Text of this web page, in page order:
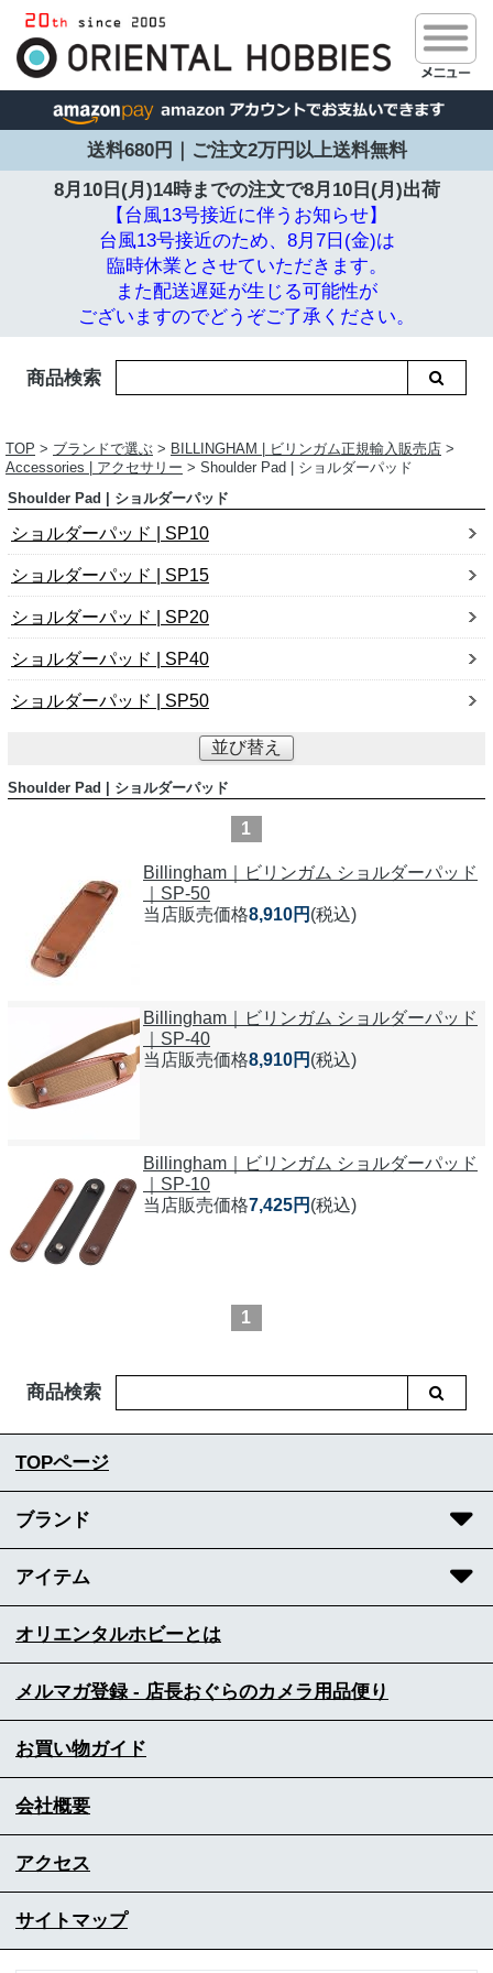
送料680円｜ご注文2万円以上送料無料
8月10日(月)14時までの注文で8月10日(月)出荷
【台風13号接近に伴うお知らせ】
台風13号接近のため、8月7日(金)は
臨時休業とさせていただきます。
また配送遅延が生じる可能性が
ございますのでどうぞご了承ください。
商品検索
TOP > ブランドで選ぶ > BILLINGHAM | ビリンガム正規輸入販売店 >
Accessories | アクセサリー > Shoulder Pad | ショルダーパッド
Shoulder Pad | ショルダーパッド
ショルダーパッド | SP10
ショルダーパッド | SP15
ショルダーパッド | SP20
ショルダーパッド | SP40
ショルダーパッド | SP50
並び替え
Shoulder Pad | ショルダーパッド
1
Billingham｜ビリンガム ショルダーパッド
｜SP-50
当店販売価格8,910円 (税込)
Billingham｜ビリンガム ショルダーパッド
｜SP-40
当店販売価格8,910円 (税込)
Billingham｜ビリンガム ショルダーパッド
｜SP-10
当店販売価格7,425円 (税込)
1
商品検索
TOPページ
ブランド
アイテム
オリエンタルホビーとは
メルマガ登録 - 店長おぐらのカメラ用品便り
お買い物ガイド
会社概要
アクセス
サイトマップ